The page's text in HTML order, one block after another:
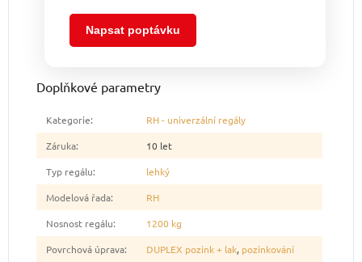
Napsat poptávku
Doplňkové parametry
Kategorie:
RH - univerzální regály
Záruka:
10 let
Typ regálu:
lehký
Modelová řada:
RH
Nosnost regálu:
1200 kg
Povrchová úprava: DUPLEX pozink + lak, pozinkování